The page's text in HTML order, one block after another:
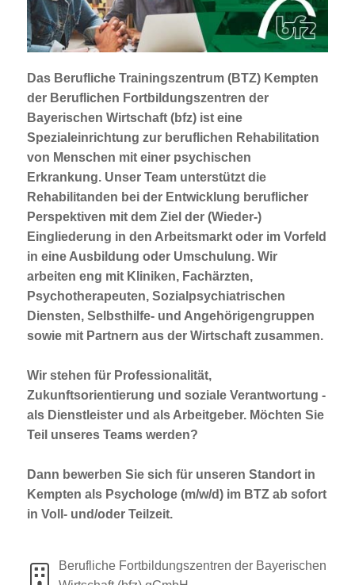
Jobportal
Presse und Medien
bbw e. V.
Karriere
Presse
News Archiv
Das Berufliche Trainingszentrum (BTZ) Kempten
der Beruflichen Fortbildungszentren der
Bayerischen Wirtschaft (bfz) ist eine
Spezialeinrichtung zur beruflichen Rehabilitation
von Menschen mit einer psychischen
Erkrankung. Unser Team unterstützt die
Rehabilitanden bei der Entwicklung beruflicher
Perspektiven mit dem Ziel der (Wieder-)
Eingliederung in den Arbeitsmarkt oder im Vorfeld
in eine Ausbildung oder Umschulung. Wir
arbeiten eng mit Kliniken, Fachärzten,
Psychotherapeuten, Sozialpsychiatrischen
Diensten, Selbsthilfe- und Angehörigengruppen
sowie mit Partnern aus der Wirtschaft zusammen.
Wir stehen für Professionalität,
Zukunftsorientierung und soziale Verantwortung -
als Dienstleister und als Arbeitgeber. Möchten Sie
Teil unseres Teams werden?
Dann bewerben Sie sich für unseren Standort in
Kempten als Psychologe (m/w/d) im BTZ ab sofort
in Voll- und/oder Teilzeit.
Berufliche Fortbildungszentren der Bayerischen